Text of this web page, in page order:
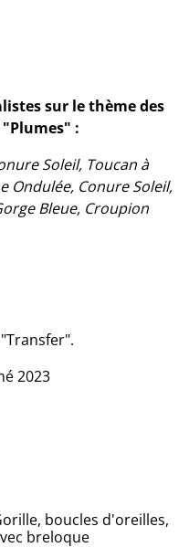
sur le thème des
:
Soleil, Toucan à
Ondulée, Conure Soleil,
Bleue, Croupion
2023
boucles d'oreilles,
breloque